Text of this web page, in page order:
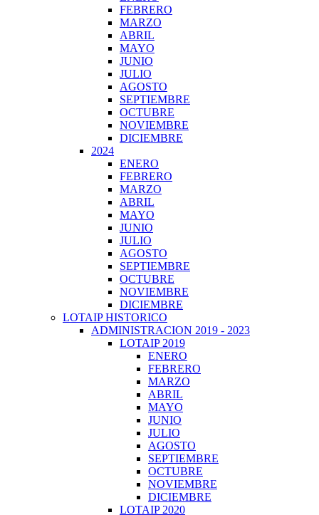
FEBRERO
MARZO
ABRIL
MAYO
JUNIO
JULIO
AGOSTO
SEPTIEMBRE
OCTUBRE
NOVIEMBRE
DICIEMBRE
2024
ENERO
FEBRERO
MARZO
ABRIL
MAYO
JUNIO
JULIO
AGOSTO
SEPTIEMBRE
OCTUBRE
NOVIEMBRE
DICIEMBRE
LOTAIP HISTORICO
ADMINISTRACION 2019 - 2023
LOTAIP 2019
ENERO
FEBRERO
MARZO
ABRIL
MAYO
JUNIO
JULIO
AGOSTO
SEPTIEMBRE
OCTUBRE
NOVIEMBRE
DICIEMBRE
LOTAIP 2020